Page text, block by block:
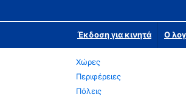
Έκδοση για κινητά Ο
Χώρες
Περιφέρειες
Πόλεις